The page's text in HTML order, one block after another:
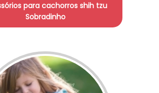
para cachorros shih tzu
Sobradinho